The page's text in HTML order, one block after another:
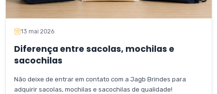
13 mai 2026
Diferença entre sacolas, mochilas e
sacochilas
Não deixe de entrar em contato com a Jagb Brindes para
adquirir sacolas, mochilas e sacochilas de qualidade!